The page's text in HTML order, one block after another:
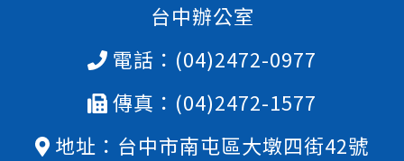
台中辦公室
電話： (04)2472-0977
傳真：(04)2472-1577
地址：台中市南屯區大墩四街42號